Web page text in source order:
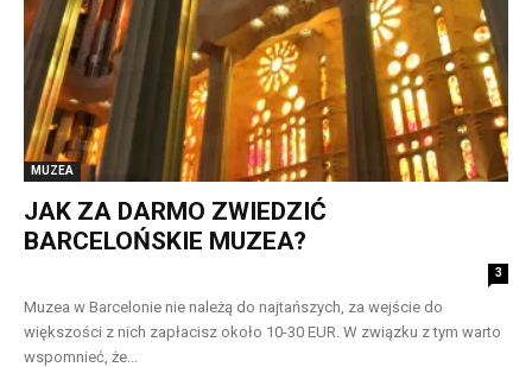
MUZEA
JAK ZA DARMO ZWIEDZIĆ
BARCELOŃSKIE MUZEA?
3
Muzea w Barcelonie nie należą do najtańszych, za wejście do
większości z nich zapłacisz około 10-30 EUR. W związku z tym warto
wspomnieć, że...